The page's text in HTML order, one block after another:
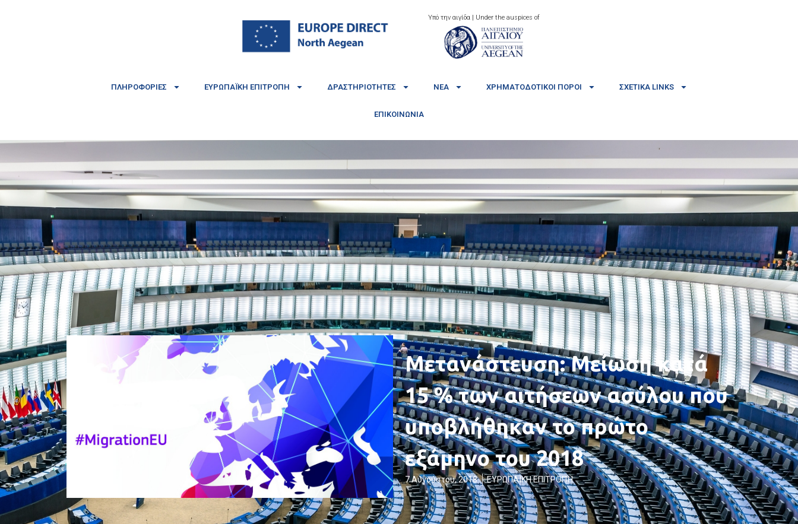
Υπό την αιγίδα | Under the auspices of
ΠΛΗΡΟΦΟΡΊΕΣ ΕΥΡΩΠΑΪΚΉ ΕΠΙΤΡΟΠΉ ΔΡΑΣΤΗΡΙΌΤΗΤΕΣ ΝΈΑ ΧΡΗΜΑΤΟΔΟΤΙΚΟΊ ΠΌΡΟΙ ΣΧΕΤΙΚΆ LINKS
ΕΠΙΚΟΙΝΩΝΊΑ
Μετανάστευση: Μείωση κατά
15 % των αιτήσεων ασύλου που
υποβλήθηκαν το πρώτο
εξάμηνο του 2018
7 Αυγούστου, 2018 ΕΥΡΩΠΑΪΚΗ ΕΠΙΤΡΟΠΉ